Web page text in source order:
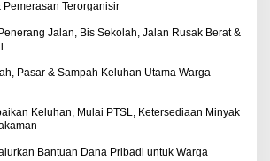
Pemerasan Terorganisir
Jalan, Bis Sekolah, Jalan Rusak Berat &
Pasar & Sampah Keluhan Utama Warga
Keluhan, Mulai PTSL, Ketersediaan Minyak
Bantuan Dana Pribadi untuk Warga